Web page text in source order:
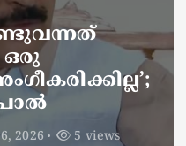
കടിയേറ്റു;
2026 4 views